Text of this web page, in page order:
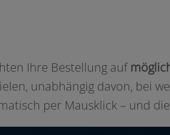
Ihre Bestellung auf
unab­hän­gig davon, bei
per Mausklick – und